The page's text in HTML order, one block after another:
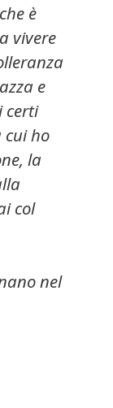
è
vivere
e
certi
cui ho
la
col
nel